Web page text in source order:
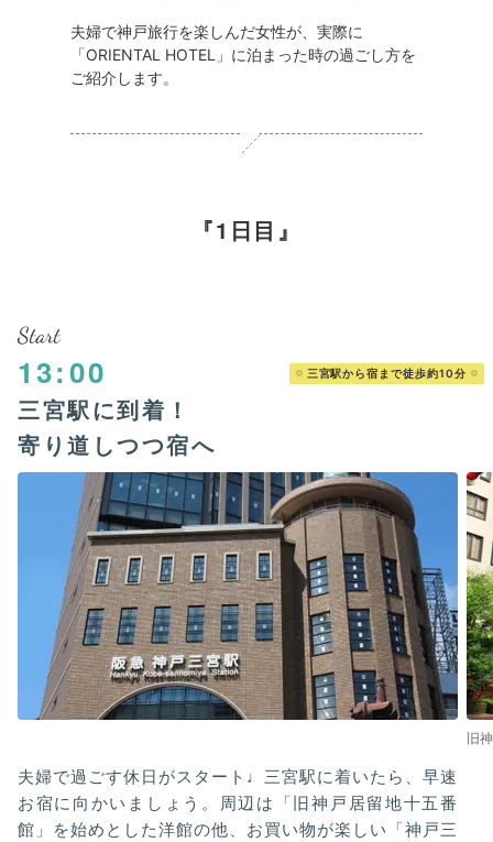
夫婦で神戸旅行を楽しんだ女性が、実際に
「ORIENTAL HOTEL」に泊まった時の過ごし方を
ご紹介します。
1日目
Start
13:00 三宮駅から宿まで徒歩約10分
三宮駅に到着！
寄り道しつつ宿へ
旧
夫婦で過ごす休日がスタート♩三宮駅に着いたら、早速
お宿に向かいましょう。周辺は「旧神戸居留地十五番
館」を始めとした洋館の他、お買い物が楽しい「神戸三